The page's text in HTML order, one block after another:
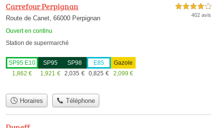
Carrefour Perpignan
Route de Canet, 66000 Perpignan
Ouvert en continu
4,0 étoiles sur 5
402 avis
Station de supermarché
SP95 E10
1,862 €
SP95
1,921 €
SP98
2,035 €
E85
0,825 €
Gazole
2,099 €
Horaires Téléphone